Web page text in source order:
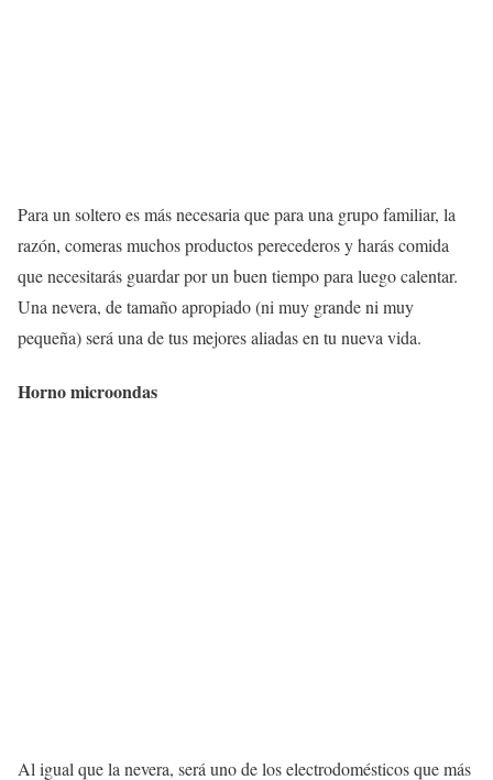
Para un soltero es más necesaria que para una grupo familiar, la
razón, comeras muchos productos perecederos y harás comida
que necesitarás guardar por un buen tiempo para luego calentar.
Una nevera, de tamaño apropiado (ni muy grande ni muy
pequeña) será una de tus mejores aliadas en tu nueva vida.
Horno microondas
Al igual que la nevera, será uno de los electrodomésticos que más